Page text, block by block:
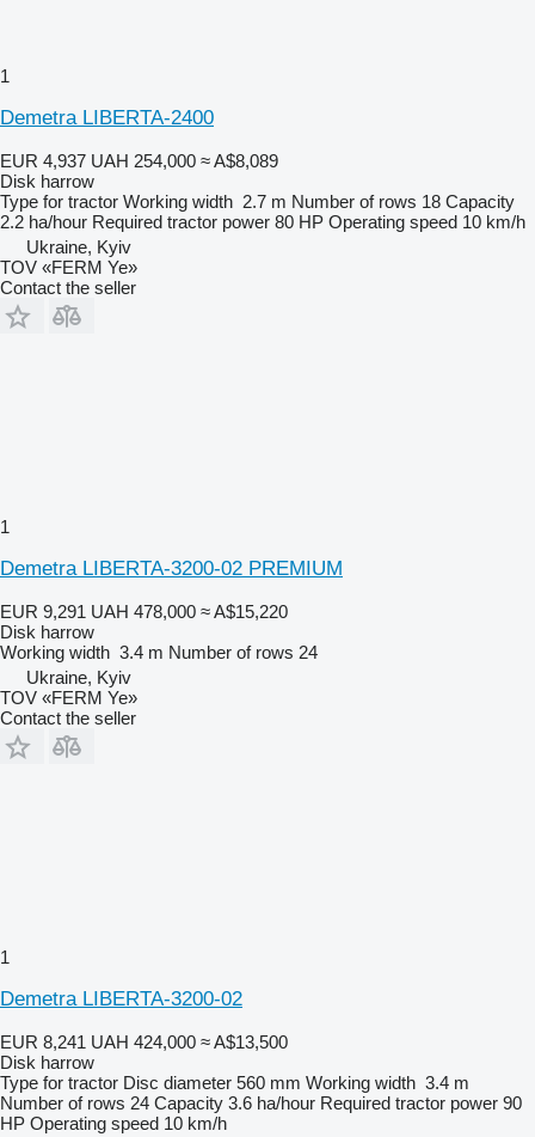
1
Demetra LIBERTA-2400
EUR 4,937 UAH 254,000 ≈ A$8,089
Disk harrow
Type for tractor Working width 2.7 m Number of rows 18 Capacity
2.2 ha/hour Required tractor power 80 HP Operating speed 10 km/h
Ukraine, Kyiv
TOV «FERM Ye»
Contact the seller
1
Demetra LIBERTA-3200-02 PREMIUM
EUR 9,291 UAH 478,000 ≈ A$15,220
Disk harrow
Working width 3.4 m Number of rows 24
Ukraine, Kyiv
TOV «FERM Ye»
Contact the seller
1
Demetra LIBERTA-3200-02
EUR 8,241 UAH 424,000 ≈ A$13,500
Disk harrow
Type for tractor Disc diameter 560 mm Working width 3.4 m
Number of rows 24 Capacity 3.6 ha/hour Required tractor power 90
HP Operating speed 10 km/h